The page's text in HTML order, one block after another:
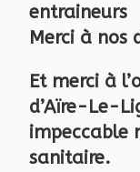
entraineurs
Merci à nos
Et merci à
d’Aïre-Le-
impeccable
sanitaire.